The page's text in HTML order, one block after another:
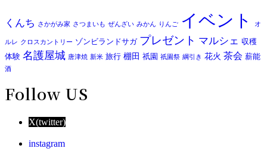
くんち さかがみ家 さつまいも ぜんざい みかん りんご イベント オ
ルレ クロスカントリー ゾンビランドサガ プレゼント マルシェ 収穫
体験 名護屋城 唐津焼 新米 旅行 棚田 祇園 祇園祭 綱引き 花火 茶会 薪能
酒
Follow US
X(twitter)
instagram